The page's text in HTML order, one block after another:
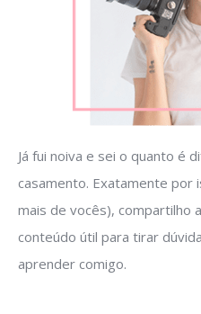
Já fui noiva e sei o quanto é
casamento. Exatamente por
mais de vocês), compartilho
conteúdo útil para tirar
aprender comigo.